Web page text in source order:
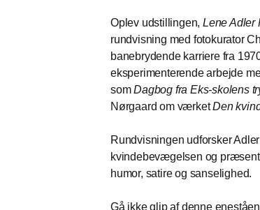
Oplev udstillingen, Lene Adler
rundvisning med fotokurator
banebrydende karriere fra
eksperimenterende arbejde
somDagbog fra Eks-skolens
Nørgaard om værketDen
Rundvisningen udforsker
kvindebevægelsen og
humor, satire og sanselighed.
Gå ikke glip af denne